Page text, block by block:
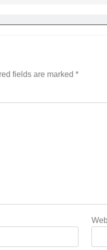
fields are marked *